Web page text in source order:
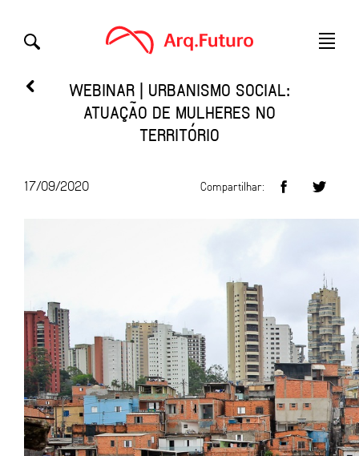
WEBINAR | URBANISMO SOCIAL:
ATUAÇÃO DE MULHERES NO
TERRITÓRIO
17/09/2020 Compartilhar: